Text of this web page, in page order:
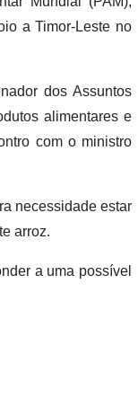
a Timor-Leste no
dos Assuntos
alimentares e
com o ministro
necessidade estar
arroz.
a uma possível